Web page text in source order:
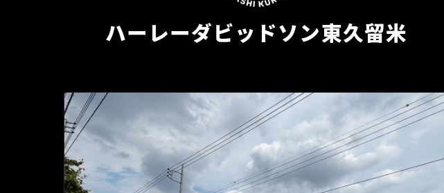
ハーレーダビッドソン東久留米